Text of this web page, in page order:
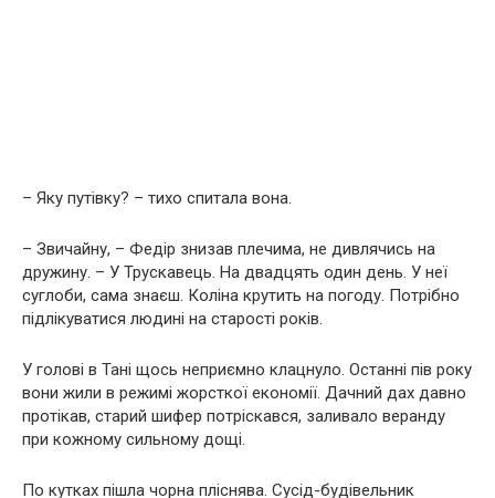
– Яку путівку? – тихо спитала вона.
– Звичайну, – Федір знизав плечима, не дивлячись на
дружину. – У Трускавець. На двадцять один день. У неї
суглоби, сама знаєш. Коліна крутить на погоду. Потрібно
підлікуватися людині на старості років.
У голові в Тані щось неприємно клацнуло. Останні пів року
вони жили в режимі жорсткої економії. Дачний дах давно
протікав, старий шифер потріскався, заливало веранду
при кожному сильному дощі.
По кутках пішла чорна пліснява. Сусід-будівельник